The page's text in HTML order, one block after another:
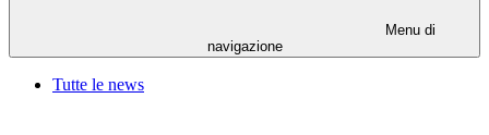
Menu di
navigazione
Tutte le news